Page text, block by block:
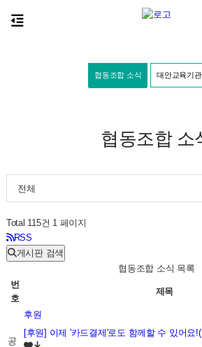
협동조합 소식 대안교육기
협동조합 소
전체
Total 115건 1 페이지
RSS
게시판 검색
협동조합 소식 목록
번
호
제목
공
후원
[후원] 이제 '카드결제'로도 함께할 수 있어요